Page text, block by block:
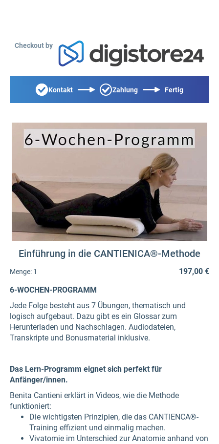
Checkout by
Kontakt Zahlung Fertig
Einführung in die CANTIENICA®-Methode
Menge: 1
197,00 €
6-WOCHEN-PROGRAMM
Jede Folge besteht aus 7 Übungen, thematisch und
logisch aufgebaut. Dazu gibt es ein Glossar zum
Herunterladen und Nachschlagen. Audiodateien,
Transkripte und Bonusmaterial inklusive.
Das Lern-Programm eignet sich perfekt für
Anfänger/innen.
Benita Cantieni erklärt in Videos, wie die Methode
funktioniert:
Die wichtigsten Prinzipien, die das CANTIENCA®-
Training effizient und einmalig machen.
Vivatomie im Unterschied zur Anatomie anhand von